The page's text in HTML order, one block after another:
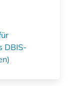
DBIS-